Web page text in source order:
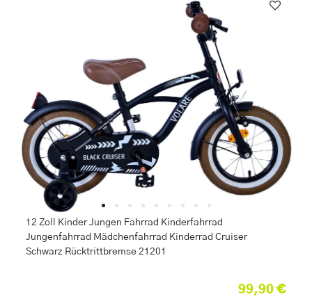
12 Zoll Kinder Jungen Fahrrad Kinderfahrrad
Jungenfahrrad Mädchenfahrrad Kinderrad Cruiser
Schwarz Rücktrittbremse 21201
99,90 €